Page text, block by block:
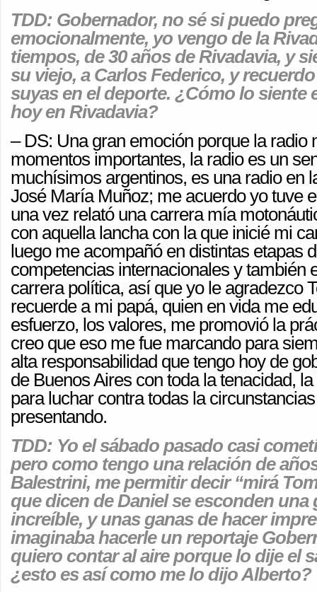
TDD: Gobernador, no sé si puedo
emocionalmente, yo vengo de la
tiempos, de 30 años de Rivadavia, y
su viejo, a Carlos Federico, y
suyas en el deporte. ¿Cómo lo siente
hoy en Rivadavia?
– DS: Una gran emoción porque la radio
momentos importantes, la radio es un
muchísimos argentinos, es una radio en
José María Muñoz; me acuerdo yo tuve
una vez relató una carrera mía
con aquella lancha con la que inicié mi
luego me acompañó en distintas etapas
competencias internacionales y también
carrera política, así que yo le agradezco
recuerde a mi papá, quien en vida me
esfuerzo, los valores, me promovió la
creo que eso me fue marcando para
alta responsabilidad que tengo hoy de
de Buenos Aires con toda la tenacidad,
para luchar contra todas la
presentando.
TDD: Yo el sábado pasado casi
pero como tengo una relación de
Balestrini, me permitir decir “mirá
que dicen de Daniel se esconden una
increíble, y unas ganas de hacer
imaginaba hacerle un reportaje
quiero contar al aire porque lo dije el
¿esto es así como me lo dijo Alberto?